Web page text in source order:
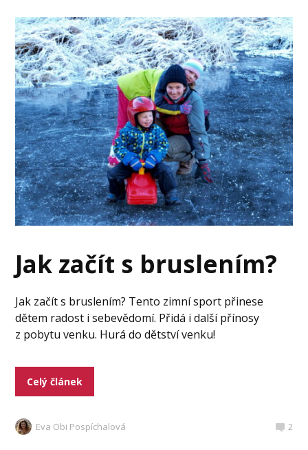
Jak začít s bruslením?
Jak začít s bruslením? Tento zimní sport přinese
dětem radost i sebevědomí. Přidá i další přínosy
z pobytu venku. Hurá do dětství venku!
Celý článek
Eva Obi Pospíchalová 2